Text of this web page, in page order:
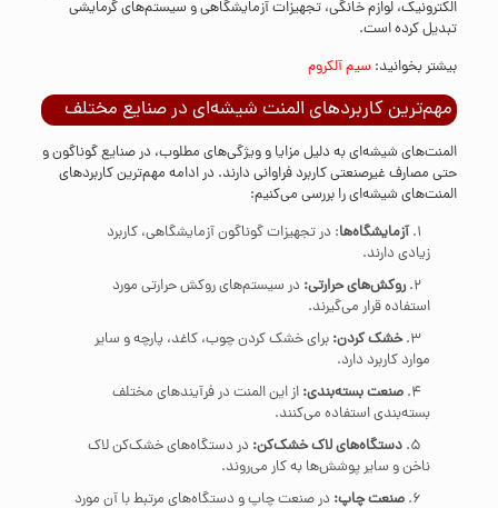
الکترونیک، لوازم خانگی، تجهیزات آزمایشگاهی و سیستم‌های گرمایشی
تبدیل کرده است.
بیشتر بخوانید: سیم آلکروم
مهم‌ترین کاربردهای المنت شیشه‌ای در صنایع مختلف
المنت‌های شیشه‌ای به دلیل مزایا و ویژگی‌های مطلوب، در صنایع گوناگون و
حتی مصارف غیرصنعتی کاربرد فراوانی دارند. در ادامه مهم‌ترین کاربردهای
المنت‌های شیشه‌ای را بررسی می‌کنیم:
آزمایشگاه‌ها: در تجهیزات گوناگون آزمایشگاهی، کاربرد
زیادی دارند.
روکش‌های حرارتی: در سیستم‌های روکش حرارتی مورد
استفاده قرار می‌گیرند.
خشک کردن: برای خشک کردن چوب، کاغد، پارچه و سایر
موارد کاربرد دارد.
صنعت بسته‌بندی: از این المنت در فرآیندهای مختلف
بسته‌بندی استفاده می‌کنند.
دستگاه‌های لاک خشک‌کن: در دستگاه‌های خشک‌کن لاک
ناخن و سایر پوشش‌ها به کار می‌روند.
صنعت چاپ: در صنعت چاپ و دستگاه‌های مرتبط با آن مورد